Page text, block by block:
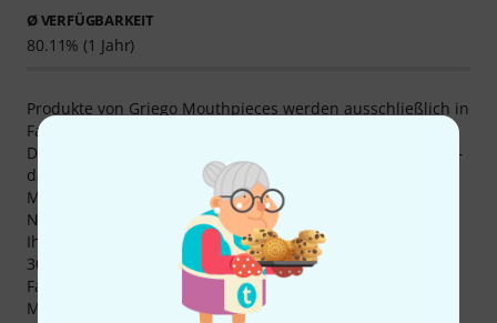
Ø VERFÜGBARKEIT
80.11% (1 Jahr)
Produkte von Griego Mouthpieces werden ausschließlich in
Fabriken aus Vereinigte Staaten von Amerika gefertigt.
Derzeit führen wir 150 Produkte von Griego Mouthpieces –
davon sind 126 auf Lager verfügbar. Die Marke Griego
Mouthpieces ist seit 2015 in unserem Programm.
Neben unserer 3 Jahre Thomann Garantie gewähren wir
Ihnen auch auf Produkte von Griego Mouthpieces unsere
30-tägige Money-Back-Garantie. Unsere kompetenten
Fachleute bieten Ihnen zudem weiteren Service vor Ort.
Mehr Informationen zum Hersteller finden Sie auf